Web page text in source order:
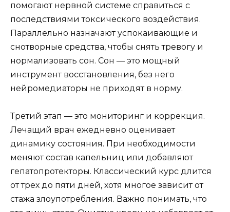
помогают нервной системе справиться с
последствиями токсического воздействия.
Параллельно назначают успокаивающие и
снотворные средства, чтобы снять тревогу и
нормализовать сон. Сон — это мощный
инструмент восстановления, без него
нейромедиаторы не приходят в норму.
Третий этап — это мониторинг и коррекция.
Лечащий врач ежедневно оценивает
динамику состояния. При необходимости
меняют состав капельниц или добавляют
гепатопротекторы. Классический курс длится
от трех до пяти дней, хотя многое зависит от
стажа злоупотребления. Важно понимать, что